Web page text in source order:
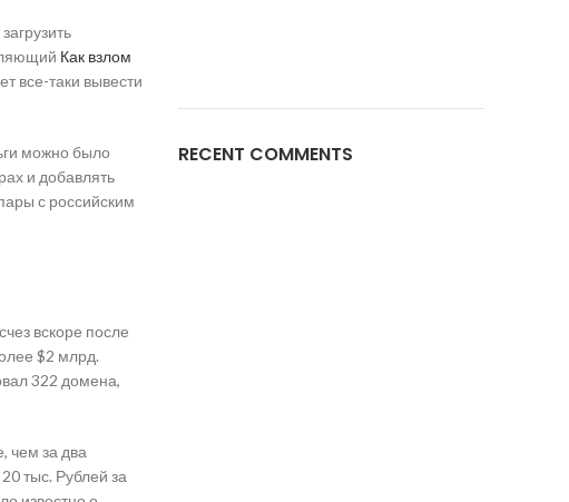
Как взлом
все-таки вывести
можно было
и добавлять
с российским
вскоре после
$2 млрд.
322 домена,
чем за два
тыс. Рублей за
RECENT COMMENTS